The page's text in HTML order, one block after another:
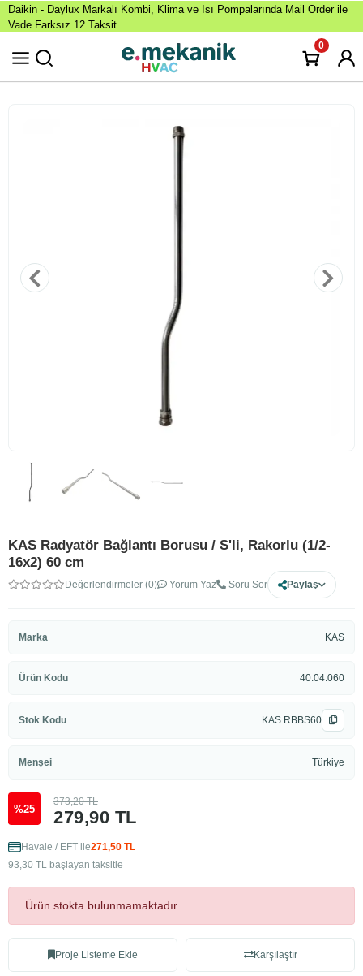
Daikin - Daylux Markalı Kombi, Klima ve Isı Pompalarında Mail Order ile
Vade Farksız 12 Taksit
0
KAS Radyatör Bağlantı Borusu / S'li, Rakorlu (1/2-
16x2) 60 cm
Değerlendirmeler (0) Yorum Yaz Soru Sor Paylaş
Marka KAS
Ürün Kodu 40.04.060
Stok Kodu KAS RBBS60
Menşei Türkiye
%25 279,90 TL
373,20 TL
Havale / EFT ile271,50 TL
93,30 TL başlayan taksitle
Ürün stokta bulunmamaktadır.
Proje Listeme Ekle Karşılaştır